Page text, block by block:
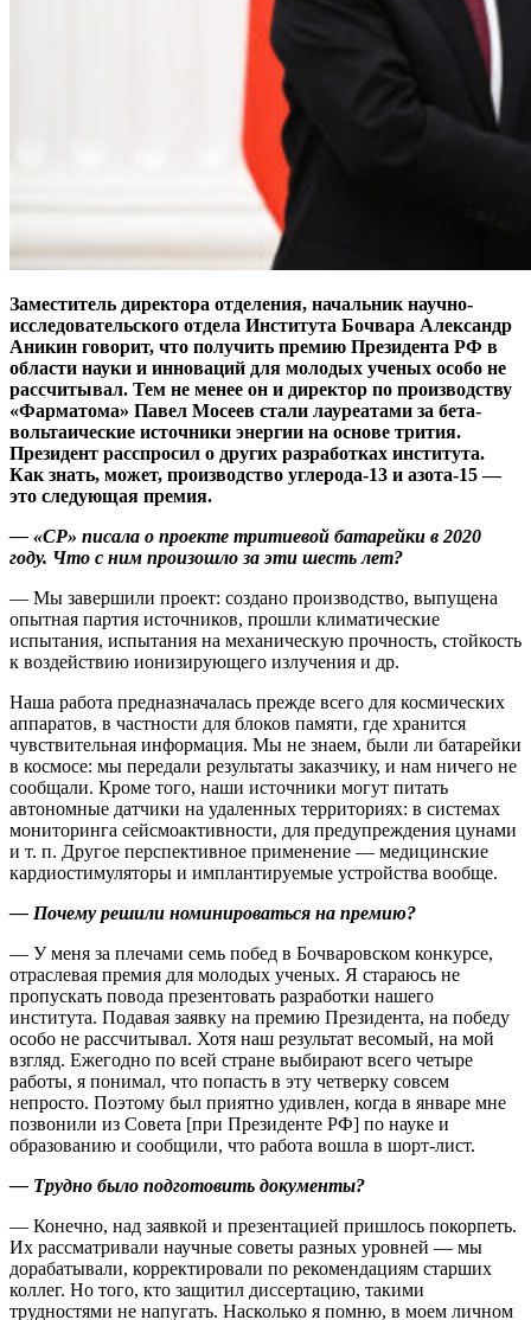
Заместитель директора отделения, начальник научно-
исследовательского отдела Института Бочвара Александр
Аникин говорит, что получить премию Президента РФ в
области науки и инноваций для молодых ученых особо не
рассчитывал. Тем не менее он и директор по производству
«Фарматома» Павел Мосеев стали лауреатами за бета-
вольтаические источники энергии на основе трития.
Президент расспросил о других разработках института.
Как знать, может, производство углерода‑13 и азота‑15 —
это следующая премия.
— «СР» писала о проекте тритиевой батарейки в 2020
году. Что с ним произошло за эти шесть лет?
— Мы завершили проект: создано производство, выпущена
опытная партия источников, прошли климатические
испытания, испытания на механическую прочность, стойкость
к воздействию ионизирующего излучения и др.
Наша работа предназначалась прежде всего для космических
аппаратов, в частности для блоков памяти, где хранится
чувствительная информация. Мы не знаем, были ли батарейки
в космосе: мы передали результаты заказчику, и нам ничего не
сообщали. Кроме того, наши источники могут питать
автономные датчики на удаленных территориях: в системах
мониторинга сейсмоактивности, для предупреждения цунами
и т. п. Другое перспективное применение — медицинские
кардиостимуляторы и имплантируемые устройства вообще.
— Почему решили номинироваться на премию?
— У меня за плечами семь побед в Бочваровском конкурсе,
отраслевая премия для молодых ученых. Я стараюсь не
пропускать повода презентовать разработки нашего
института. Подавая заявку на премию Президента, на победу
особо не рассчитывал. Хотя наш результат весомый, на мой
взгляд. Ежегодно по всей стране выбирают всего четыре
работы, я понимал, что попасть в эту четверку совсем
непросто. Поэтому был приятно удивлен, когда в январе мне
позвонили из Совета [при Президенте РФ] по науке и
образованию и сообщили, что работа вошла в шорт-лист.
— Трудно было подготовить документы?
— Конечно, над заявкой и презентацией пришлось покорпеть.
Их рассматривали научные советы разных уровней — мы
дорабатывали, корректировали по рекомендациям старших
коллег. Но того, кто защитил диссертацию, такими
трудностями не напугать. Насколько я помню, в моем личном